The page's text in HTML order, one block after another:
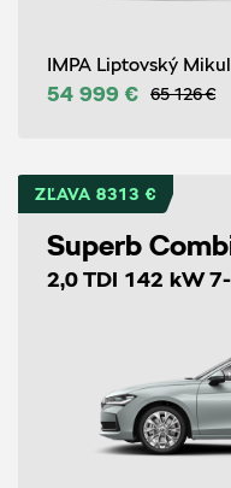
IMPA Liptovský
54 999 € 65 126 €
ZĽAVA 8313 €
Superb
2,0 TDI 142 kW